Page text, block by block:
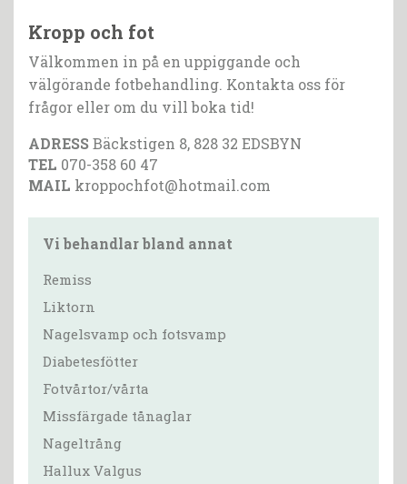
Kropp och fot
Välkommen in på en uppiggande och
välgörande fotbehandling. Kontakta oss för
frågor eller om du vill boka tid!
ADRESSBäckstigen 8, 828 32 EDSBYN
TEL 070-358 60 47
MAIL kroppochfot@hotmail.com
Vi behandlar bland annat
Remiss
Liktorn
Nagelsvamp och fotsvamp
Diabetesfötter
Fotvårtor/vårta
Missfärgade tånaglar
Nageltrång
Hallux Valgus